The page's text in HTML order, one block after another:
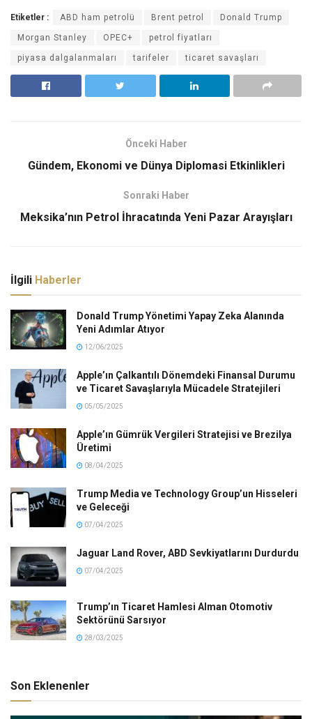
Etiketler : ABD ham petrolü Brent petrol Donald Trump
Morgan Stanley OPEC+ petrol fiyatları
piyasa dalgalanmaları tarifeler ticaret savaşları
Önceki Haber
Gündem, Ekonomi ve Dünya Diplomasi Etkinlikleri
Sonraki Haber
Meksika’nın Petrol İhracatında Yeni Pazar Arayışları
İlgili Haberler
Donald Trump Yönetimi Yapay Zeka Alanında
Yeni Adımlar Atıyor
12/06/2025
Apple’ın Çalkantılı Dönemdeki Finansal Durumu
ve Ticaret Savaşlarıyla Mücadele Stratejileri
05/05/2025
Apple’ın Gümrük Vergileri Stratejisi ve Brezilya
Üretimi
08/04/2025
Trump Media ve Technology Group’un Hisseleri
ve Geleceği
07/04/2025
Jaguar Land Rover, ABD Sevkiyatlarını Durdurdu
07/04/2025
Trump’ın Ticaret Hamlesi Alman Otomotiv
Sektörünü Sarsıyor
28/03/2025
Son Eklenenler